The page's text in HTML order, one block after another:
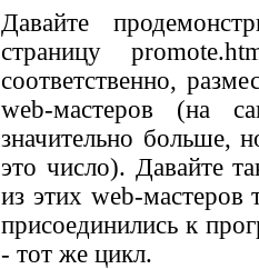
Давайте
страницу
соответственно,
web-мастеров (на
значительно больше,
это число). Давайте
из этих web-мастеров
присоединились к
- тот же цикл.